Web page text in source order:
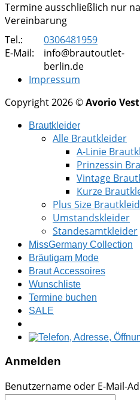
Termine ausschließlich nur
Vereinbarung
Tel.:
E-Mail:
0306481959
info@brautoutlet-
berlin.de
Impressum
Copyright 2026 ©Avorio
Brautkleider
Alle Brautkleider
A-Linie
Prinzessin
Vintage
Kurze
Plus Size
Umstandskleider
Standesamtkleider
MissGermany Collection
Bräutigam Mode
Braut Accessoires
Wunschliste
Termine buchen
SALE
Anmelden
Benutzername oder E-Mail-